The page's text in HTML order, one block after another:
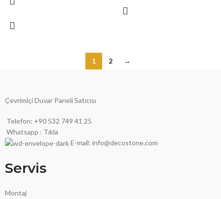
1 2 →
Çevrimiçi Duvar Paneli Satıcısı
Telefon: +90 532 749 41 25
Whatsapp : Tıkla
E-mail: info@decostone.com
Servis
Montaj